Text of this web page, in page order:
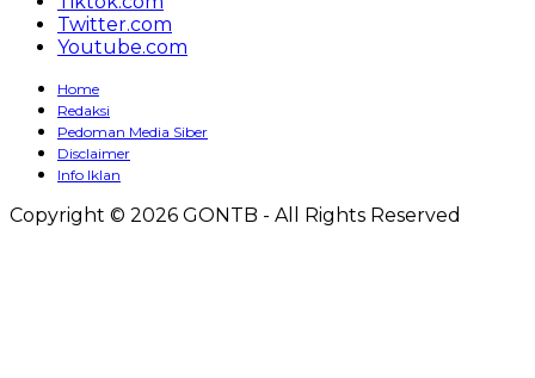
Twitter.com
Youtube.com
Home
Redaksi
Pedoman Media Siber
Disclaimer
Info Iklan
Copyright © 2026 GONTB - All Rights Reserved